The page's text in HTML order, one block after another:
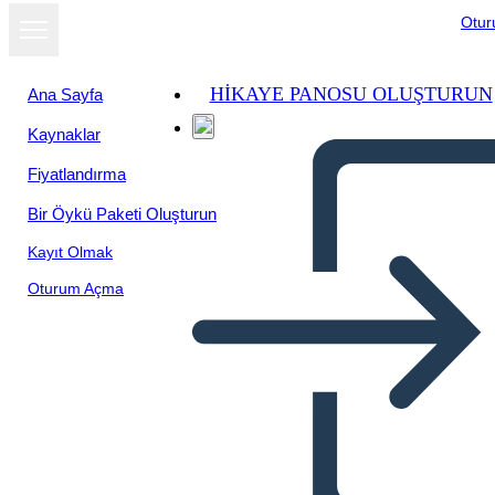
Ana Sayfa
Kaynaklar
Fiyatlandırma
Bir Öykü Paketi Oluşturun
Kayıt Olmak
Oturum Açma
HIKAYE PANOSU OLUŞTURUN
Slayt gösterisi
olarak
görüntüle